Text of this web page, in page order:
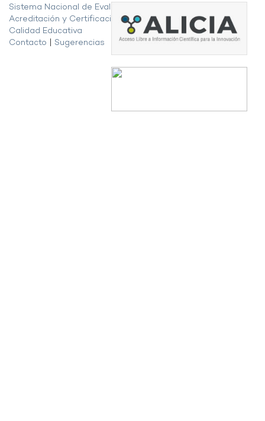
Sistema Nacional de Evaluación,
Acreditación y Certificación de la
Calidad Educativa
Contacto
Sugerencias